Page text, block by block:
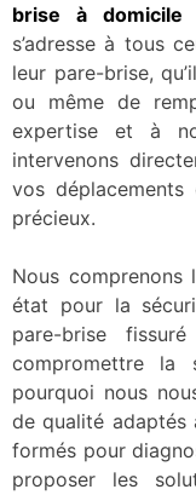
brise à domicile
s’adresse à tous
leur pare-brise,
ou même de
expertise et à
intervenons
vos
précieux.
Nous comprenons
état pour la
pare-brise
compromettre la
pourquoi nous
de qualité adaptés
formés pour
proposer les